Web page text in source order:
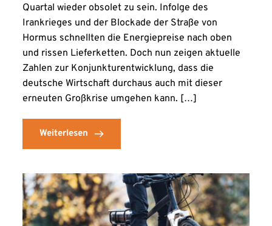
Quartal wieder obsolet zu sein. Infolge des
Irankrieges und der Blockade der Straße von
Hormus schnellten die Energiepreise nach oben
und rissen Lieferketten. Doch nun zeigen aktuelle
Zahlen zur Konjunkturentwicklung, dass die
deutsche Wirtschaft durchaus auch mit dieser
erneuten Großkrise umgehen kann. […]
Weiterlesen